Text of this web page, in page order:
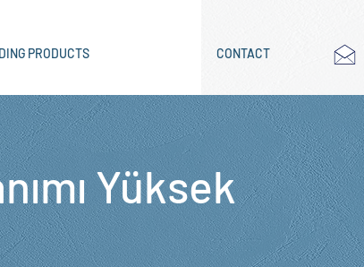
PRODUCTS CONTACT
Yüksek